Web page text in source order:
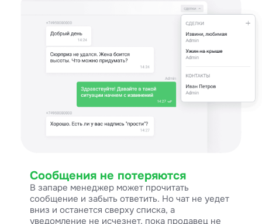
Сообщения не потеряются
В запаре менеджер может прочитать
сообщение и забыть ответить. Но чат не уедет
вниз и останется сверху списка, а
уведомление не исчезнет, пока продавец не